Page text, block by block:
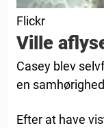
Flickr
Ville
Casey blev
en
Efter at have